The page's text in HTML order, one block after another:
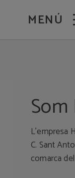
MENÚ
L’empresa
C. Sant
comarca